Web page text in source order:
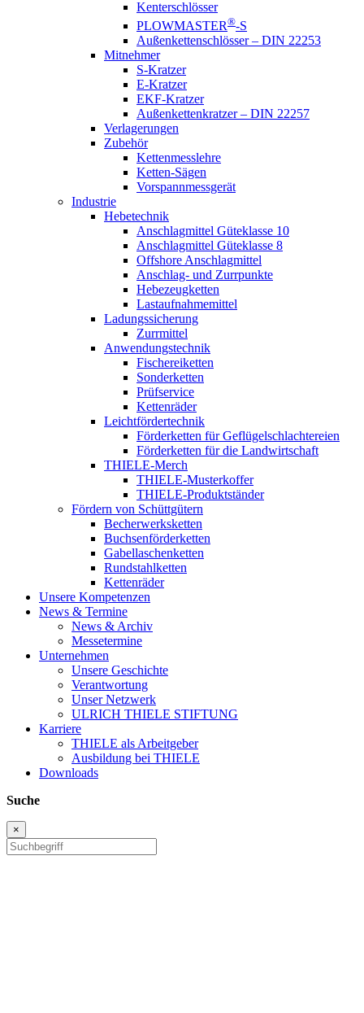
Kenterschlösser
PLOWMASTER®-S
Außenkettenschlösser – DIN 22253
Mitnehmer
S-Kratzer
E-Kratzer
EKF-Kratzer
Außenkettenkratzer – DIN 22257
Verlagerungen
Zubehör
Kettenmesslehre
Ketten-Sägen
Vorspannmessgerät
Industrie
Hebetechnik
Anschlagmittel Güteklasse 10
Anschlagmittel Güteklasse 8
Offshore Anschlagmittel
Anschlag- und Zurrpunkte
Hebezeugketten
Lastaufnahmemittel
Ladungssicherung
Zurrmittel
Anwendungstechnik
Fischereiketten
Sonderketten
Prüfservice
Kettenräder
Leichtfördertechnik
Förderketten für Geflügelschlachtereien
Förderketten für die Landwirtschaft
THIELE-Merch
THIELE-Musterkoffer
THIELE-Produktständer
Fördern von Schüttgütern
Becherwerksketten
Buchsenförderketten
Gabellaschenketten
Rundstahlketten
Kettenräder
Unsere Kompetenzen
News & Termine
News & Archiv
Messetermine
Unternehmen
Unsere Geschichte
Verantwortung
Unser Netzwerk
ULRICH THIELE STIFTUNG
Karriere
THIELE als Arbeitgeber
Ausbildung bei THIELE
Downloads
Suche
×